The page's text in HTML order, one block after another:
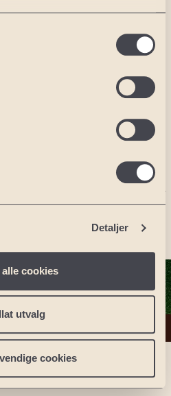
Detaljer
cookies
utvalg
cookies
Andre land
USA: Florida
Portugal: Lisboa
Tsjekkia: Praha
Polen: Sand Valley